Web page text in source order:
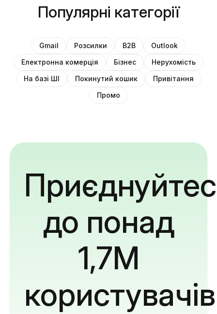
Популярні категорії
Gmail Розсилки B2B
Outlook
Електронна комерція
Бізнес
Нерухомість
На базі ШІ
Покинутий кошик
Привітання
Промо
до понад
1,7M
користувачів